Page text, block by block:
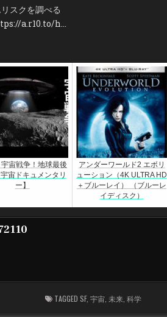
スクを調べる
a.r10.to/h…
宇宙戦争！地球最後
宙ドキュメンタリ
ー】
アンダーワールド2 エボリ
ューション（4K ULTRA HD
＋ブルーレイ） （ブルーレ
イディスク）
TAGGED SF, 宇宙, 未来, 科学